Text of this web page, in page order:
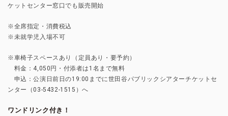
ケットセンター窓口でも販売開始
※全席指定・消費税込
※未就学児入場不可
※車椅子スペースあり（定員あり・要予約）
料金：4,050円・付添者は1名まで無料
申込：公演日前日の19:00までに世田谷パブリックシアターチケットセ
ンター（03-5432-1515）へ
ワンドリンク付き！